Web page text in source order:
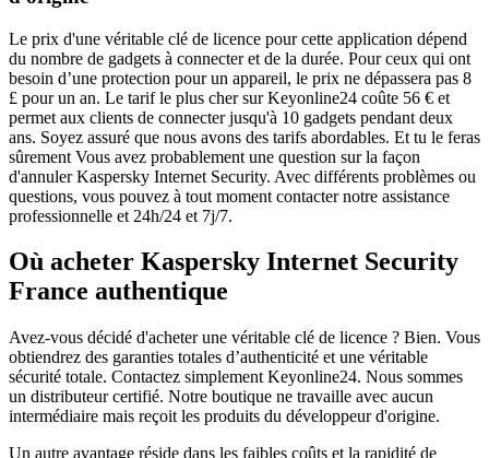
Le prix d'une véritable clé de licence pour cette application dépend
du nombre de gadgets à connecter et de la durée. Pour ceux qui ont
besoin d’une protection pour un appareil, le prix ne dépassera pas 8
£ pour un an. Le tarif le plus cher sur Keyonline24 coûte 56 € et
permet aux clients de connecter jusqu'à 10 gadgets pendant deux
ans. Soyez assuré que nous avons des tarifs abordables. Et tu le feras
sûrement Vous avez probablement une question sur la façon
d'annuler Kaspersky Internet Security. Avec différents problèmes ou
questions, vous pouvez à tout moment contacter notre assistance
professionnelle et 24h/24 et 7j/7.
Où acheter Kaspersky Internet Security
France authentique
Avez-vous décidé d'acheter une véritable clé de licence ? Bien. Vous
obtiendrez des garanties totales d’authenticité et une véritable
sécurité totale. Contactez simplement Keyonline24. Nous sommes
un distributeur certifié. Notre boutique ne travaille avec aucun
intermédiaire mais reçoit les produits du développeur d'origine.
Un autre avantage réside dans les faibles coûts et la rapidité de